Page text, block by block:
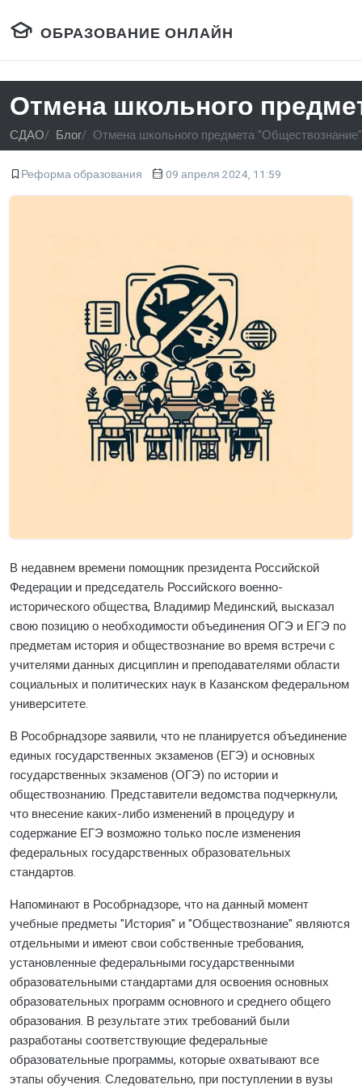
ОБРАЗОВАНИЕ ОНЛАЙН
Отмена школьного
СДАО Блог Отмена школьного предмета "Обществознание"
Реформа образования 09 апреля 2024, 11:59
В недавнем времени помощник президента Российской
Федерации и председатель Российского военно-
исторического общества, Владимир Мединский, высказал
свою позицию о необходимости объединения ОГЭ и ЕГЭ по
предметам история и обществознание во время встречи с
учителями данных дисциплин и преподавателями области
социальных и политических наук в Казанском федеральном
университете.
В Рособрнадзоре заявили, что не планируется объединение
единых государственных экзаменов (ЕГЭ) и основных
государственных экзаменов (ОГЭ) по истории и
обществознанию. Представители ведомства подчеркнули,
что внесение каких-либо изменений в процедуру и
содержание ЕГЭ возможно только после изменения
федеральных государственных образовательных
стандартов.
Напоминают в Рособрнадзоре, что на данный момент
учебные предметы "История" и "Обществознание" являются
отдельными и имеют свои собственные требования,
установленные федеральными государственными
образовательными стандартами для освоения основных
образовательных программ основного и среднего общего
образования. В результате этих требований были
разработаны соответствующие федеральные
образовательные программы, которые охватывают все
этапы обучения. Следовательно, при поступлении в вузы